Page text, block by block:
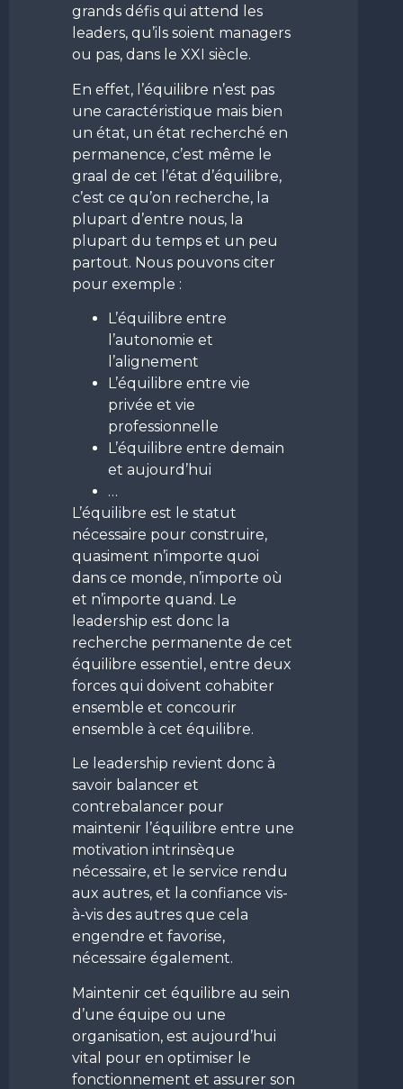
grands défis qui attend les
leaders, qu’ils soient managers
ou pas, dans le XXI siècle.
En effet, l’équilibre n’est pas
une caractéristique mais bien
un état, un état recherché en
permanence, c’est même le
graal de cet l’état d’équilibre,
c’est ce qu’on recherche, la
plupart d’entre nous, la
plupart du temps et un peu
partout. Nous pouvons citer
pour exemple :
L’équilibre entre
l’autonomie et
l’alignement
L’équilibre entre vie
privée et vie
professionnelle
L’équilibre entre demain
et aujourd’hui
…
L’équilibre est le statut
nécessaire pour construire,
quasiment n’importe quoi
dans ce monde, n’importe où
et n’importe quand. Le
leadership est donc la
recherche permanente de cet
équilibre essentiel, entre deux
forces qui doivent cohabiter
ensemble et concourir
ensemble à cet équilibre.
Le leadership revient donc à
savoir balancer et
contrebalancer pour
maintenir l’équilibre entre une
motivation intrinsèque
nécessaire, et le service rendu
aux autres, et la confiance vis-
à-vis des autres que cela
engendre et favorise,
nécessaire également.
Maintenir cet équilibre au sein
d’une équipe ou une
organisation, est aujourd’hui
vital pour en optimiser le
fonctionnement et assurer son